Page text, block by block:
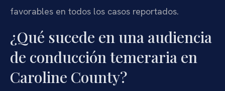
favorables en todos los casos reportados.
¿Qué sucede en una audiencia
de conducción temeraria en
Caroline County?